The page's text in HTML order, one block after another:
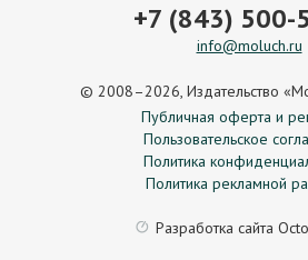
+7 (843) 500-
info@moluch.ru
© 2008–2026, Издательство
Публичная оферта и
Пользовательское
Политика
Политика рекламной
Разработка сайта